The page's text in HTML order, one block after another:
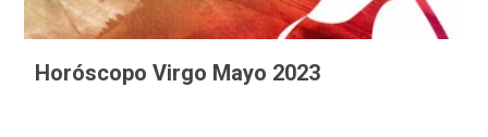
Horóscopo Virgo Mayo 2023